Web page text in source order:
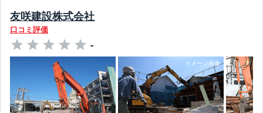
友咲建設株式会社
口コミ評価
-